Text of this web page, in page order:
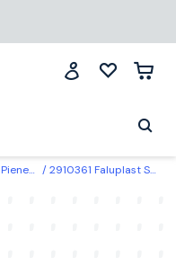
Pienennykset 2910361 Faluplast Supistusosa 50 x 40 mm